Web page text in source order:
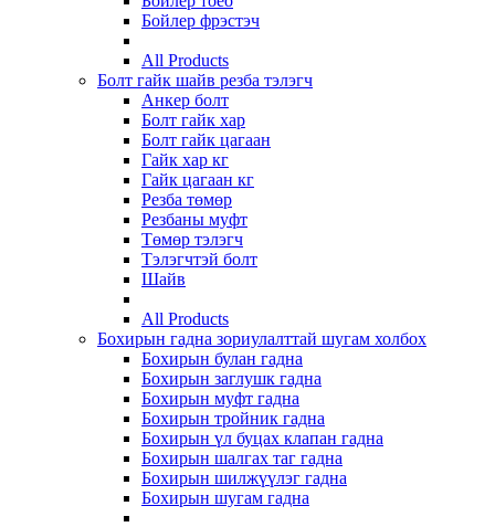
Бойлер фрэстэч
All Products
Болт гайк шайв резба тэлэгч
Анкер болт
Болт гайк хар
Болт гайк цагаан
Гайк хар кг
Гайк цагаан кг
Резба төмөр
Резбаны муфт
Төмөр тэлэгч
Тэлэгчтэй болт
Шайв
All Products
Бохирын гадна зориулалттай шугам холбох
Бохирын булан гадна
Бохирын заглушк гадна
Бохирын муфт гадна
Бохирын тройник гадна
Бохирын үл буцах клапан гадна
Бохирын шалгах таг гадна
Бохирын шилжүүлэг гадна
Бохирын шугам гадна